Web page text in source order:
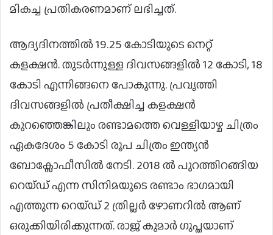
മികച്ച പ്രതികരണമാണ് ലഭിച്ചത്.
ആദ്യദിനത്തിൽ 19.25 കോടിയുടെ നെറ്റ്
കളക്ഷൻ. തുടർന്നുള്ള ദിവസങ്ങളിൽ 12 കോടി, 18
കോടി എന്നിങ്ങനെ പോകുന്നു. പ്രവൃത്തി
ദിവസങ്ങളിൽ പ്രതീക്ഷിച്ച കളക്ഷൻ
കുറഞ്ഞെങ്കിലും രണ്ടാമത്തെ വെള്ളിയാഴ്ച ചിത്രം
ഏകദേശം 5 കോടി രൂപ ചിത്രം ഇന്ത്യന്‍
ബോക്സോഫീസില്‍ നേടി. 2018 ൽ പുറത്തിറങ്ങിയ
റെയ്ഡ് എന്ന സിനിമയുടെ രണ്ടാം ഭാഗമായി
എത്തുന്ന റെയ്ഡ് 2 ത്രില്ലർ ഴോണറിൽ ആണ്
ഒരുക്കിയിരിക്കുന്നത്. രാജ് കുമാർ ഗുപ്തയാണ്